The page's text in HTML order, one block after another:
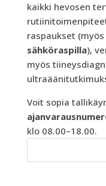
kaikki hevosen
raspaukset (myös
sähköraspilla),
myös
Voit sopia
klo 08.00–18.00.